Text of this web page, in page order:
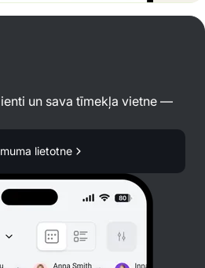
un sava tīmekļa vietne —
lietotne